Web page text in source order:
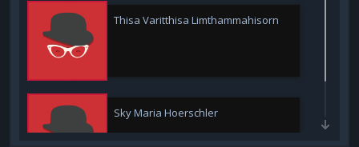
Thisa Varitthisa Limthammahisorn
Sky Maria Hoerschler